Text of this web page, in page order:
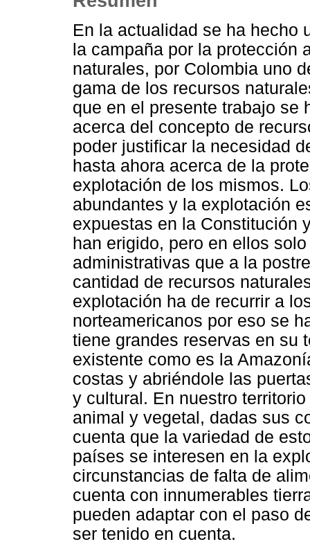
En la actualidad se ha hecho
la campaña por la protección
naturales, por Colombia uno
gama de los recursos
que en el presente trabajo se
acerca del concepto de
poder justificar la necesidad
hasta ahora acerca de la
explotación de los mismos.
abundantes y la explotación
expuestas en la Constitución
han erigido, pero en ellos
administrativas que a la
cantidad de recursos
explotación ha de recurrir a
norteamericanos por eso se
tiene grandes reservas en su
existente como es la
costas y abriéndole las
y cultural. En nuestro
animal y vegetal, dadas sus
cuenta que la variedad de
países se interesen en la
circunstancias de falta de
cuenta con innumerables
pueden adaptar con el paso
ser tenido en cuenta.